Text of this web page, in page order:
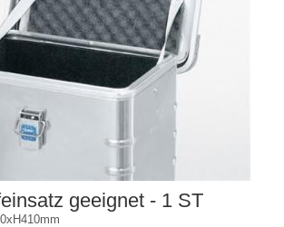
geeignet - 1 ST